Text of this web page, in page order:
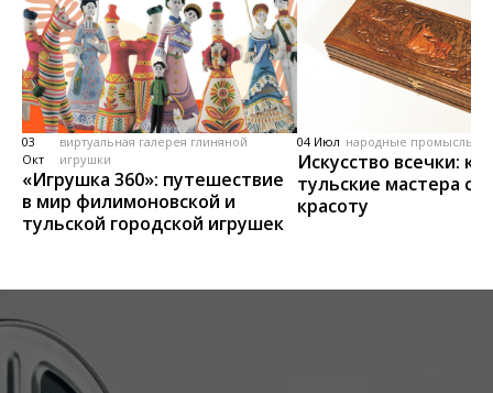
03
Окт
виртуальная галерея глиняной
игрушки
«Игрушка 360»: путешествие
в мир филимоновской и
тульской городской игрушек
04 Июл народные промыслы,
Искусство всечки: как
тульские мастера
красоту